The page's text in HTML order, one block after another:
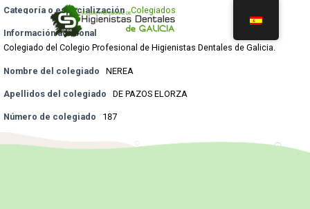
Categoría o especialización Colegiados
Información adicional
Colegiado del Colegio Profesional de Higienistas Dentales de Galicia.
Nombre del colegiado NEREA
Apellidos del colegiado DE PAZOS ELORZA
Número de colegiado 187